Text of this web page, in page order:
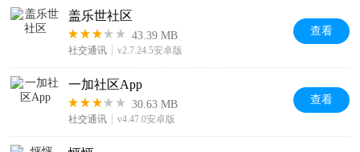
盖乐世社区
43.39 MB
社交通讯 v2.7.24.5安卓版
查看
一加社区App
30.63 MB
社交通讯 v4.47.0安卓版
查看